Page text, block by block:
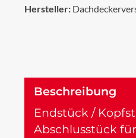
Hersteller:
Beschreibung
Endstück /
Abschlusstück für